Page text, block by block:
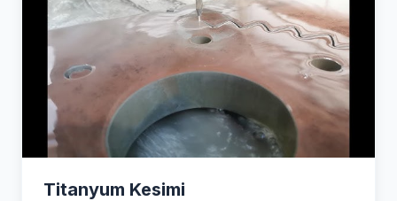
Titanyum Kesimi